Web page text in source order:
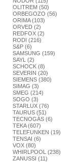
OLITREM (50)
ORBEGOZO (56)
ORIMA (103)
ORVED (2)
REDFOX (2)
RODI (216)
S&P (6)
SAMSUNG (159)
SAYL (2)
SCHOCK (8)
SEVERIN (20)
SIEMENS (380)
SIMAG (3)
SMEG (214)
SOGO (3)
STARLUX (76)
TAURUS (51)
TECNOGÁS (6)
TEKA (607)
TELEFUNKEN (19)
TENSAI (6)
VOX (80)
WHIRLPOOL (238)
ZANUSSI (11)